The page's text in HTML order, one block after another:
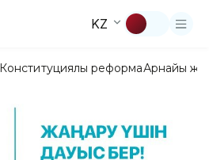
KZ
Конституциялық реформаАрнайы